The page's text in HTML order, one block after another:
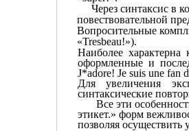
Через синтаксис в
повествователь­ной
Вопросительные
«Tresbeau!»).
Наиболее характерна
оформ­ленные и
J*adore! Je suis une fan
Для увеличения
синтаксические
Все эти
этикет.» форм
позволяя осуществить